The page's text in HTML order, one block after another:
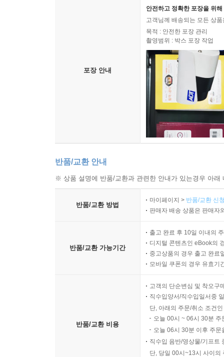
포장 안내
안전하고 정확한 포장을 위
고객님께 배송되는 모든 상
목적 : 안전한 포장 관리
촬영범위 : 박스 포장 작업
반품/교환 안내
※ 상품 설명에 반품/교환과 관련한 안내가 있는경우 아
반품/교환 방법
마이페이지 > 반품/교환 신
판매자 배송 상품은 판매자
반품/교환 가능기간
출고 완료 후 10일 이내의
디지털 콘텐츠인 eBook의
중고상품의 경우 출고 완료
모바일 쿠폰의 경우 유효기
반품/교환 비용
고객의 단순변심 및 착오구
직수입양서/직수입일서중
단, 아래의 주문/취소 조건
오늘 00시 ~ 06시 30분
오늘 06시 30분 이후 주
직수입 음반/영상물/기프트
단, 당일 00시~13시 사이의